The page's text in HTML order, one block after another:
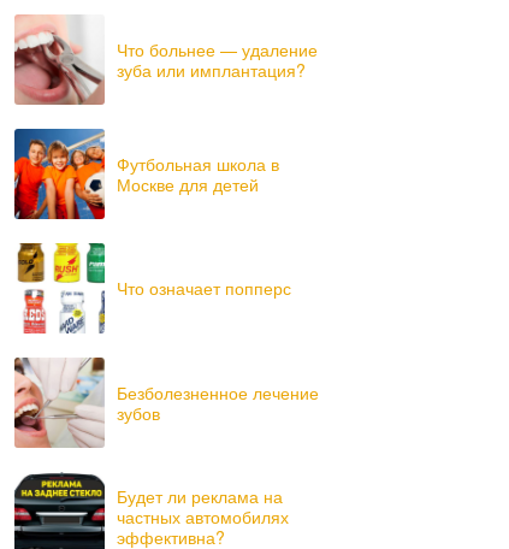
Что больнее — удаление
зуба или имплантация?
Футбольная школа в
Москве для детей
Что означает попперс
Безболезненное лечение
зубов
Будет ли реклама на
частных автомобилях
эффективна?